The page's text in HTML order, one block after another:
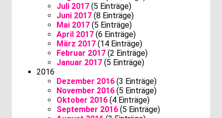
Juli 2017 (5 Einträge)
Juni 2017 (8 Einträge)
Mai 2017 (5 Einträge)
April 2017 (6 Einträge)
März 2017 (14 Einträge)
Februar 2017 (2 Einträge)
Januar 2017 (5 Einträge)
2016
Dezember 2016 (3 Einträge)
November 2016 (5 Einträge)
Oktober 2016 (4 Einträge)
September 2016 (5 Einträge)